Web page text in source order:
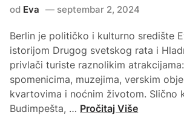
od Eva septembar 2, 2024
Berlin je političko i kulturno središte
istorijom Drugog svetskog rata i
privlači turiste raznolikim
spomenicima, muzejima, verskim
kvartovima i noćnim životom. Slično
Budimpešta, … B
Pročitaj Više